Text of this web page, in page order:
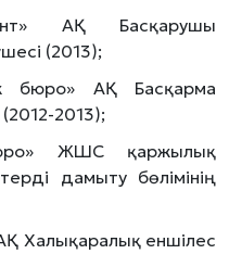
АҚ Басқарушы
(2013);
бюро» АҚ Басқарма
2013);
ЖШС қаржылық
дамыту бөлімінің
Халықаралық еншілес